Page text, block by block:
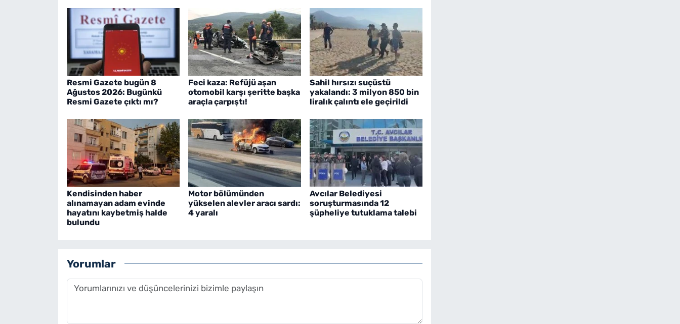
Resmi Gazete bugün 8
Ağustos 2026: Bugünkü
Resmi Gazete çıktı mı?
Feci kaza: Refüjü aşan
otomobil karşı şeritte başka
araçla çarpıştı!
Sahil hırsızı suçüstü
yakalandı: 3 milyon 850 bin
liralık çalıntı ele geçirildi
Kendisinden haber
alınamayan adam evinde
hayatını kaybetmiş halde
bulundu
Motor bölümünden
yükselen alevler aracı sardı:
4 yaralı
Avcılar Belediyesi
soruşturmasında 12
şüpheliye tutuklama talebi
Yorumlar